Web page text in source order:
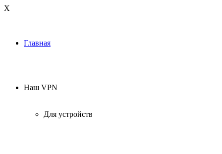
Х
Главная
Наш VPN
Для устройств